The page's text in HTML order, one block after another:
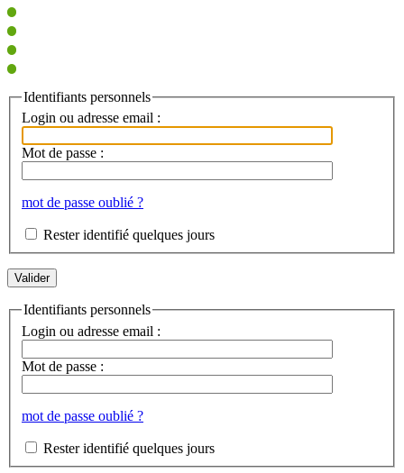
Identifiants personnels
Login ou adresse email :
Mot de passe :
mot de passe oublié ?
Rester identifié quelques jours
Identifiants personnels
Login ou adresse email :
Mot de passe :
mot de passe oublié ?
Rester identifié quelques jours